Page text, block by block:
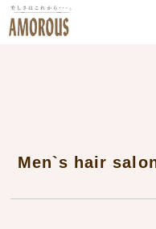
Men`s hair